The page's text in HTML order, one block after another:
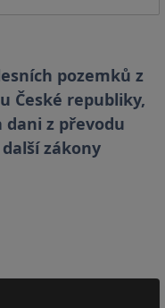
pozemků z
České republiky,
dani z převodu
zákony